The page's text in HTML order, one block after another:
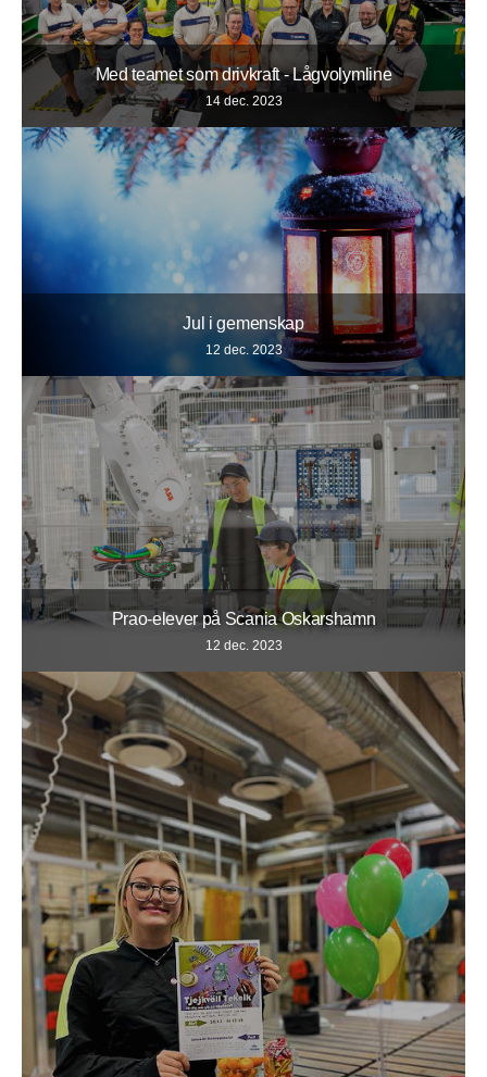
Med teamet som drivkraft - Lågvolymline
14 dec. 2023
Jul i gemenskap
12 dec. 2023
Prao-elever på Scania Oskarshamn
12 dec. 2023